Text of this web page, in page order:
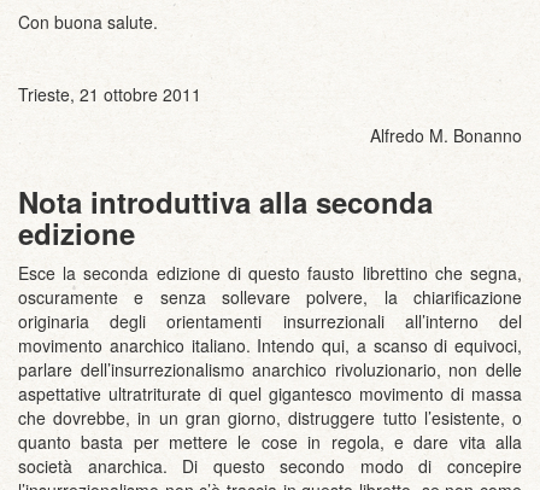
Con buona salute.
Trieste, 21 ottobre 2011
Alfredo M. Bonanno
Nota introduttiva alla seconda
edizione
Esce la seconda edizione di questo fausto librettino che segna,
oscuramente e senza sollevare polvere, la chiarificazione
originaria degli orientamenti insurrezionali all’interno del
movimento anarchico italiano. Intendo qui, a scanso di equivoci,
parlare dell’insurrezionalismo anarchico rivoluzionario, non delle
aspettative ultratriturate di quel gigantesco movimento di massa
che dovrebbe, in un gran giorno, distruggere tutto l’esistente, o
quanto basta per mettere le cose in regola, e dare vita alla
società anarchica. Di questo secondo modo di concepire